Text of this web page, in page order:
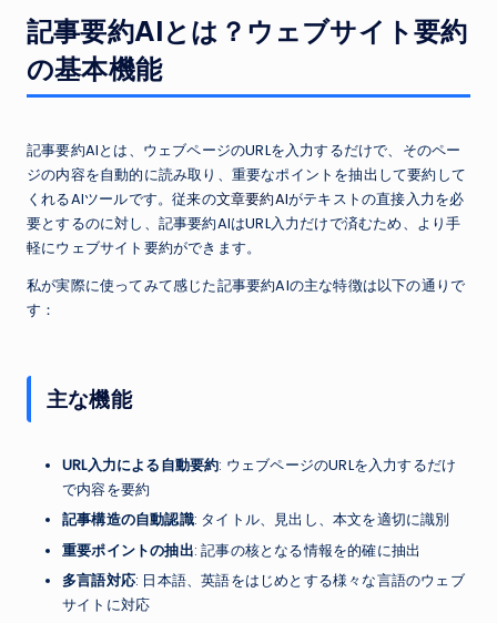
記事要約AIとは？ウェブサイト要約
の基本機能
記事要約AIとは、ウェブページのURLを入力するだけで、そのペー
ジの内容を自動的に読み取り、重要なポイントを抽出して要約して
くれるAIツールです。従来の文章要約AIがテキストの直接入力を必
要とするのに対し、記事要約AIはURL入力だけで済むため、より手
軽にウェブサイト要約ができます。
私が実際に使ってみて感じた記事要約AIの主な特徴は以下の通りで
す：
主な機能
URL入力による自動要約: ウェブページのURLを入力するだけ
で内容を要約
記事構造の自動認識: タイトル、見出し、本文を適切に識別
重要ポイントの抽出: 記事の核となる情報を的確に抽出
多言語対応: 日本語、英語をはじめとする様々な言語のウェブ
サイトに対応